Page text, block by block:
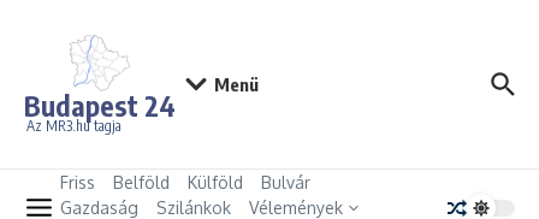
Budapest 24
Az MR3.hu tagja
Menü
Friss Belföld Külföld
Bulvár
Gazdaság
Szilánkok
Vélemények